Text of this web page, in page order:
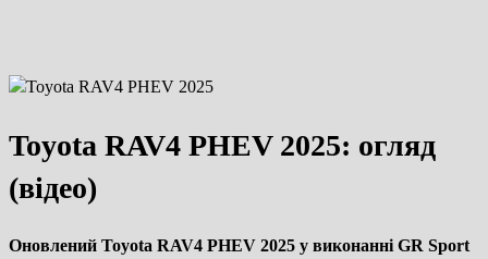
Toyota RAV4 PHEV 2025: огляд
(відео)
Оновлений Toyota RAV4 PHEV 2025 у виконанні GR Sport